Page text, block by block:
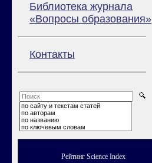
Библиотека журнала
«Вопросы образования»
Контакты
по сайту и текстам статей
по авторам
по названию
по ключевым словам
Рейтинг Science Index